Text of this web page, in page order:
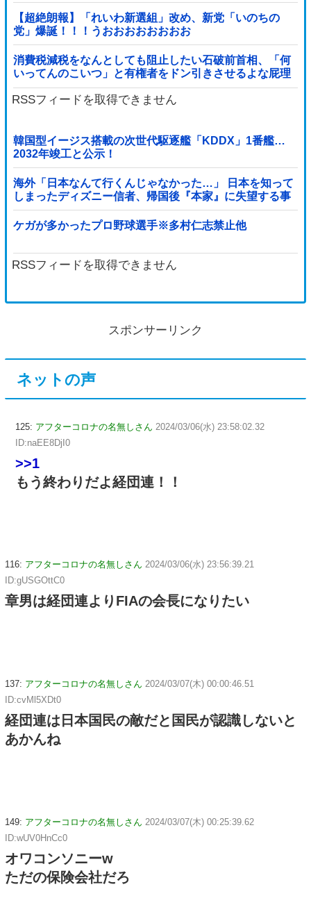
【超絶朗報】「れいわ新選組」改め、新党「いのちの
党」爆誕！！！うおおおおおおおお
消費税減税をなんとしても阻止したい石破前首相、「何
いってんのこいつ」と有権者をドン引きさせるよな屁理
屈を……
RSSフィードを取得できません
韓国型イージス搭載の次世代駆逐艦「KDDX」1番艦…
2032年竣工と公示！
海外「日本なんて行くんじゃなかった…」 日本を知って
しまったディズニー信者、帰国後『本家』に失望する事
態に
ケガが多かったプロ野球選手※多村仁志禁止他
RSSフィードを取得できません
スポンサーリンク
ネットの声
125: アフターコロナの名無しさん 2024/03/06(水) 23:58:02.32
ID:naEE8DjI0
>>1
もう終わりだよ経団連！！
116: アフターコロナの名無しさん 2024/03/06(水) 23:56:39.21
ID:gUSGOttC0
章男は経団連よりFIAの会長になりたい
137: アフターコロナの名無しさん 2024/03/07(木) 00:00:46.51
ID:cvMl5XDt0
経団連は日本国民の敵だと国民が認識しないと
あかんね
149: アフターコロナの名無しさん 2024/03/07(木) 00:25:39.62
ID:wUV0HnCc0
オワコンソニーw
ただの保険会社だろ